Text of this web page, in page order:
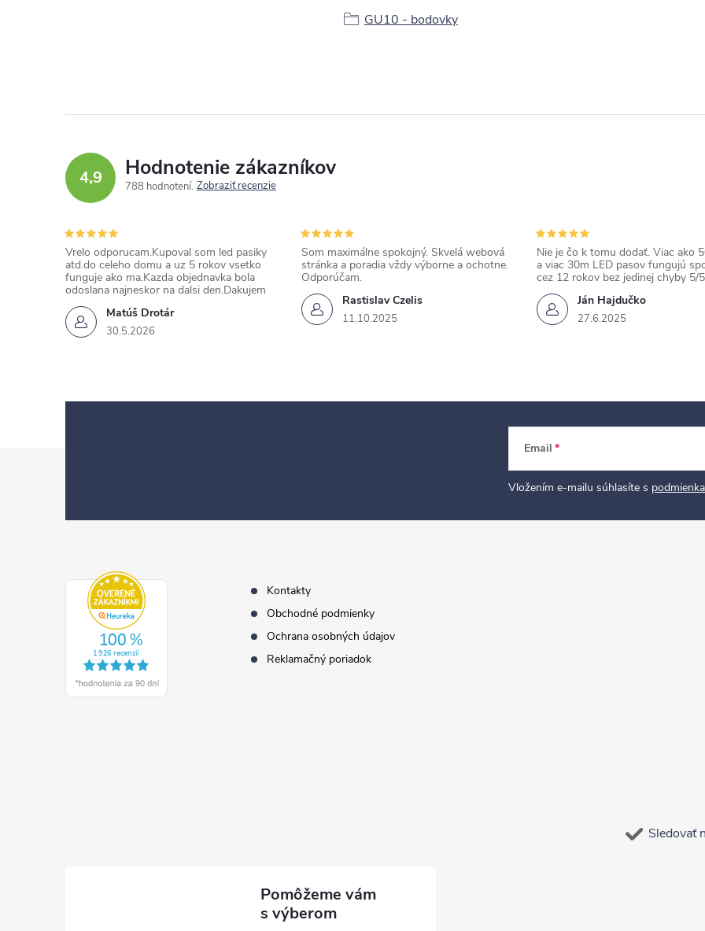
GU10 - bodovky
4,9 Hodnotenie zákazníkov
788 hodnotení Zobraziť recenzie
Matúš Drotár
30.5.2026
Vrelo odporucam.Kupoval som led pasiky
atd.do celeho domu a uz 5 rokov vsetko
funguje ako ma.Kazda objednavka bola
odoslana najneskor na dalsi den.Dakujem
Rastislav Czelis
11.10.2025
Som maximálne spokojný. Skvelá webová
stránka a poradia vždy výborne a ochotne.
Odporúčam.
Ján Hajdučko
27.6.2025
Nie je čo k tomu dodať. Viac ako
a viac 30m LED pasov fungujú
cez 12 rokov bez jedinej chyby 5/5
Email
Vložením e-mailu súhlasíte s
Kontakty
Obchodné podmienky
Ochrana osobných údajov
Reklamačný poriadok
Sledovať